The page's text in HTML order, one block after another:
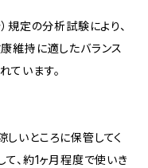
規定の分析試験により、
維持に適したバランス
ています。
いところに保管してく
て、約1ヶ月程度で使いき